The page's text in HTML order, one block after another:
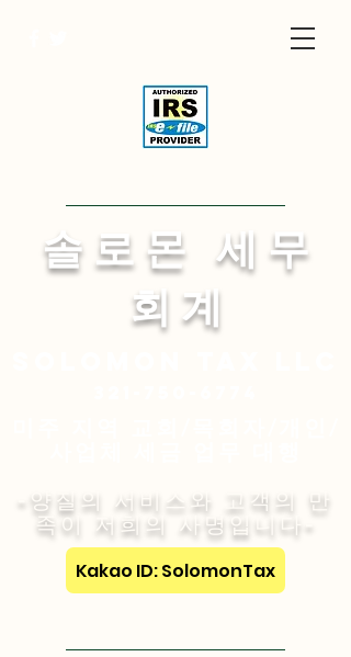
​솔 로 몬 세 무
회 계
-양질의 서비스와 고객의 만
족이 저희의 사명입니다-
Kakao ID: SolomonTax